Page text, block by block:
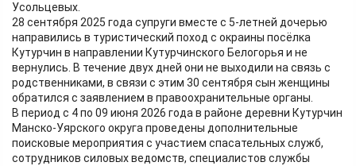
Усольцевых.
28 сентября 2025 года супруги вместе с 5-летней дочерью
направились в туристический поход с окраины посёлка
Кутурчин в направлении Кутурчинского Белогорья и не
вернулись. В течение двух дней они не выходили на связь с
родственниками, в связи с этим 30 сентября сын женщины
обратился с заявлением в правоохранительные органы.
В период с 4 по 09 июня 2026 года в районе деревни Кутурчин
Манско-Уярского округа проведены дополнительные
поисковые мероприятия с участием спасательных служб,
сотрудников силовых ведомств, специалистов службы